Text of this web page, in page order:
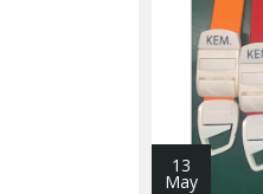
13
May